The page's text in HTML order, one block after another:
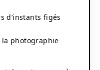
d’instants figés
la photographie